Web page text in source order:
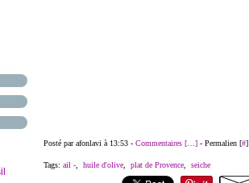
Posté par afonlavi à 13:53 - Commentaires [ ] - Permalien [#]
Tags: ail - huile d'olive plat de Provence seiche